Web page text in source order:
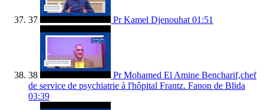
37 Pr Kamel Djenouhat 01:51
38
Pr Mohamed El Amine Bencharif,chef
de service de psychiatrie à l'hôpital Frantz. Fanon de Blida
03:39